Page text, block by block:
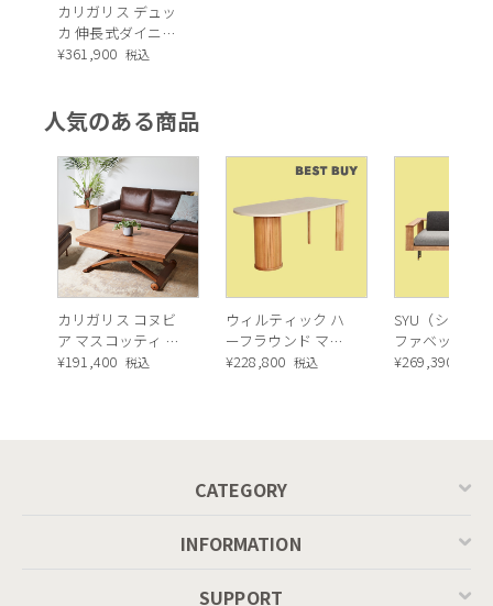
カラー： D03 トープ
3.コーディネートに合わせて選べるカラー展開
ブラック、それぞれシャープなデザインに合わさりお部屋
らかい印象を与えてくれ、上品さを崩さずに程よいリラッ
カリガリス デュッ
カ 伸長式ダイニン
グテーブル (セラミ
Dining
table[CS4089-R
130] P5C
¥361,900 税込
人気のある商品
カリガリス コヌビ
ア マスコッティ 伸
長・昇降式テーブ
¥191,400 税込
ウィルティック ハ
ーフラウンド マテ
ィエラ塗装 ダイニ
¥228,800 税込
SYU（シュウ
ファベッド（
ュラル）
¥269,390
CATEGORY
INFORMATION
SUPPORT